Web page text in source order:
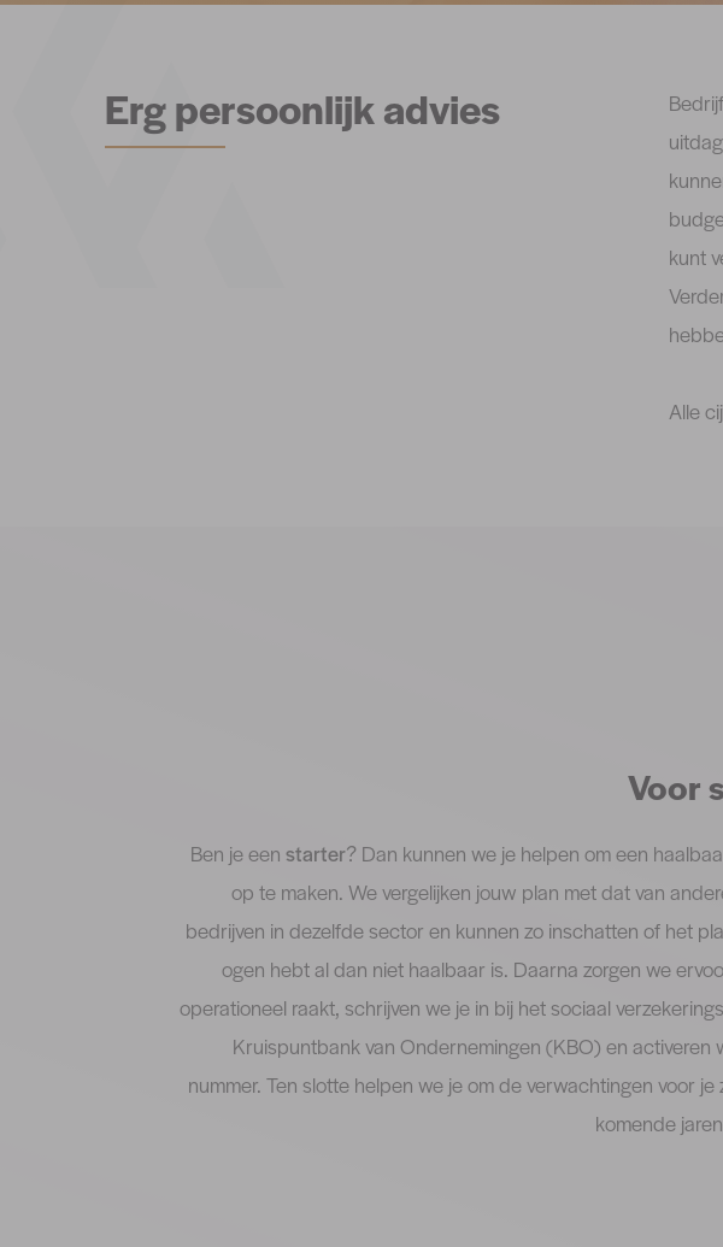
Erg persoonlijk advies
kunt
Alle
Voor
Ben je een starter? Dan kunnen we je helpen om een
op te maken. We vergelijken jouw plan met dat van
bedrijven in dezelfde sector en kunnen zo inschatten of het
ogen hebt al dan niet haalbaar is. Daarna zorgen we
operationeel raakt, schrijven we je in bij het sociaal
Kruispuntbank van Ondernemingen (KBO) en activeren
nummer. Ten slotte helpen we je om de verwachtingen voor
komende